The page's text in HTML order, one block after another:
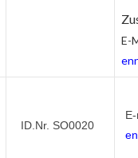
E-
ID.Nr. SO0020